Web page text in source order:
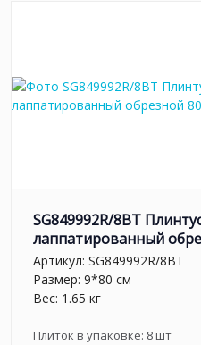
SG849992R/8BT
лаппатированный
Артикул: SG849992R/8BT
Размер: 9*80 см
Вес: 1.65 кг
Плиток в упаковке: 8шт